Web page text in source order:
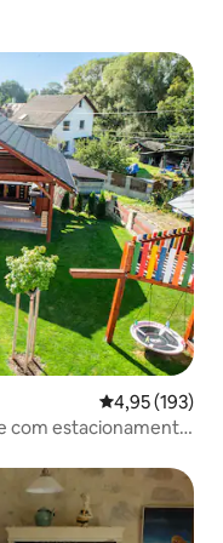
4,95 de uma
4,95 (193)
com estacionamento